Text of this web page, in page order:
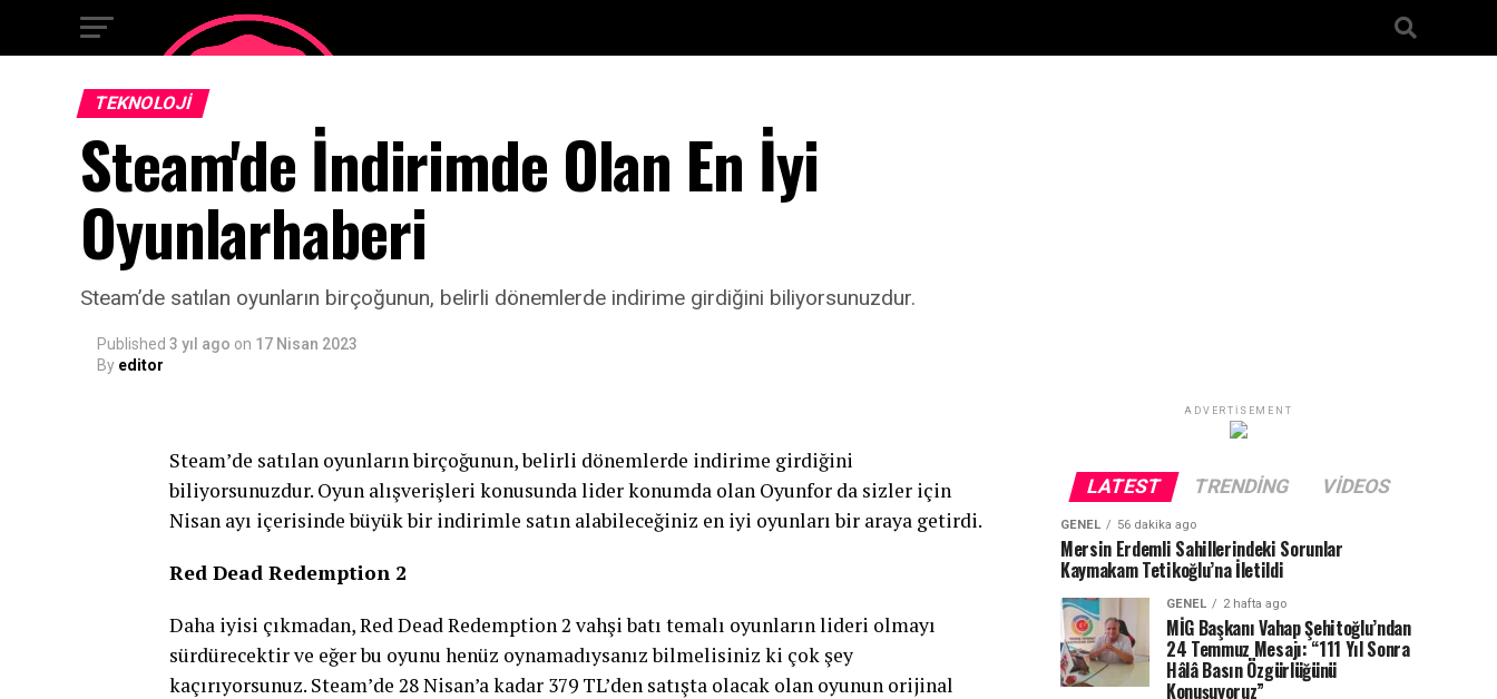
TEKNOLOJI
Steam'de İndirimde Olan En İyi
Oyunlarhaberi
Steam’de satılan oyunların birçoğunun, belirli dönemlerde indirime girdiğini biliyorsunuzdur.
Published 3 yıl ago on 17 Nisan 2023
By editor
Steam’de satılan oyunların birçoğunun, belirli dönemlerde indirime girdiğini
biliyorsunuzdur. Oyun alışverişleri konusunda lider konumda olan Oyunfor da sizler için
Nisan ayı içerisinde büyük bir indirimle satın alabileceğiniz en iyi oyunları bir araya getirdi.
Red Dead Redemption 2
Daha iyisi çıkmadan, Red Dead Redemption 2 vahşi batı temalı oyunların lideri olmayı
sürdürecektir ve eğer bu oyunu henüz oynamadıysanız bilmelisiniz ki çok şey
kaçırıyorsunuz. Steam’de 28 Nisan’a kadar 379 TL’den satışta olacak olan oyunun orijinal
ADVERTISEMENT
LATEST TRENDING VIDEOS
GENEL 56 dakika ago
Mersin Erdemli Sahillerindeki Sorunlar
Kaymakam Tetikoğlu’na İletildi
GENEL 2 hafta ago
MİG Başkanı Vahap Şehitoğlu’ndan
24 Temmuz Mesajı: “111 Yıl Sonra
Hâlâ Basın Özgürlüğünü
Konuşuyoruz”